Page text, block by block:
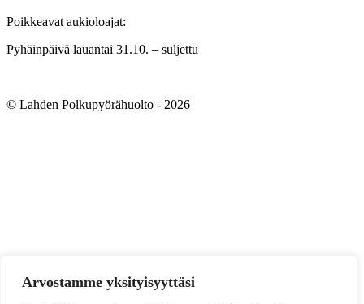
Arvostamme yksityisyyttäsi
Poikkeavat aukioloajat:
Pyhäinpäivä lauantai 31.10. – suljettu
© Lahden Polkupyörähuolto - 2026